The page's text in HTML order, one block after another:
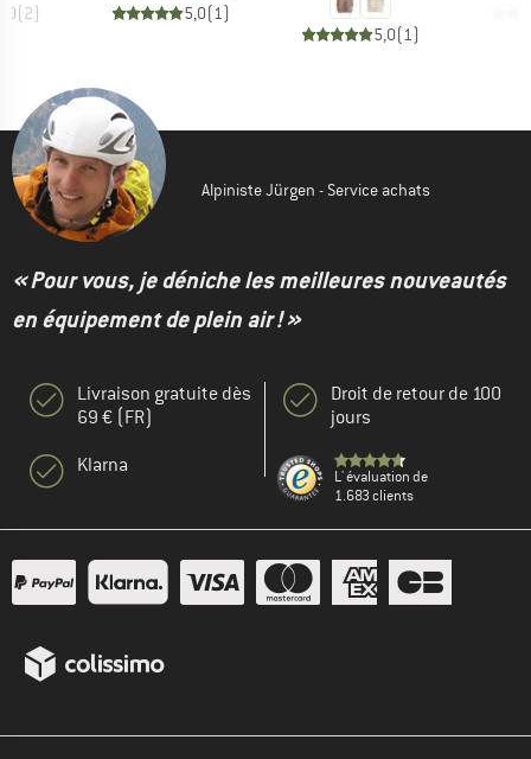
(2) 5,0(1)
5,0(1)
Alpiniste Jürgen - Service achats
« Pour vous, je déniche les meilleures nouveautés
en équipement de plein air ! »
Livraison gratuite dès
69 € (FR)
Klarna
Droit de retour de 100
jours
L' évaluation de
1.683 clients